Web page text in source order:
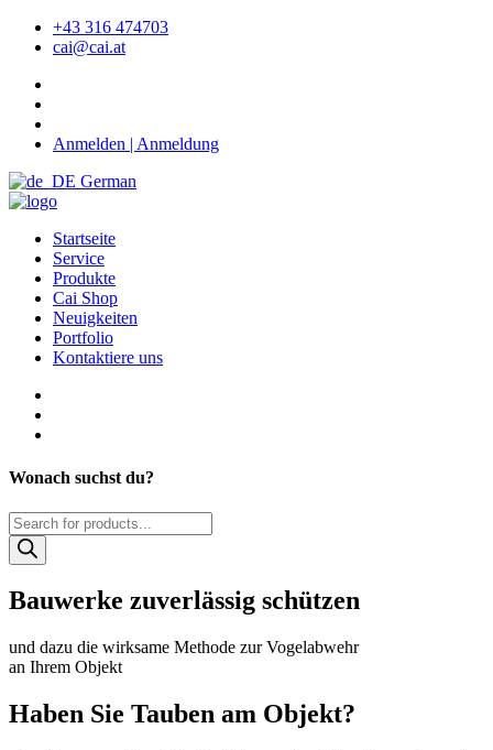
+43 316 474703
cai@cai.at
Anmelden | Anmeldung
German
Startseite
Service
Produkte
Cai Shop
Neuigkeiten
Portfolio
Kontaktiere uns
Wonach suchst du?
Products
search
Bauwerke zuverlässig schützen
und dazu die wirksame Methode zur Vogelabwehr
an Ihrem Objekt
Haben Sie Tauben am Objekt?